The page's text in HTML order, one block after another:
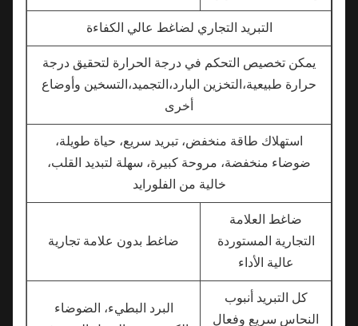
التبريد التجاري لضاغط عالي الكفاءة
يمكن تخصيص التحكم في درجة الحرارة لتحقيق درجة
حرارة طبيعية،التخزين البارد،التجميد،التسخين وأوضاع
استهلاك طاقة منخفض، تبريد سريع، حياة طويلة،
ضوضاء منخفضة، مروحة كبيرة، سهلة لتبديد القلب،
خالية من الفلورايد
ضاغط العلامة
التجارية المستوردة
عالية الأداء
ضاغط بدون علامة تجارية
كل التبريد أنبوب
النحاس سريع وفعال
البرد البطيء، الضوضاء